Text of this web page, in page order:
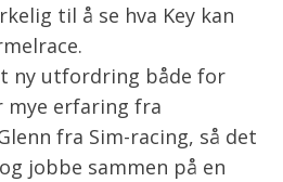
til å se hva Key kan
utfordring både for
mye erfaring fra
fra Sim-racing, så det
jobbe sammen på en